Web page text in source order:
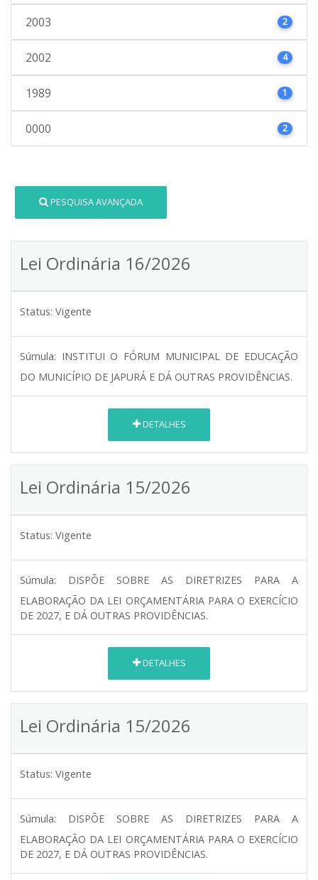
2003 2
2002 4
1989 1
0000 2
PESQUISA AVANÇADA
Lei Ordinária 16/2026
Status: Vigente
Súmula: INSTITUI O FÓRUM MUNICIPAL DE EDUCAÇÃO
DO MUNICÍPIO DE JAPURÁ E DÁ OUTRAS PROVIDÊNCIAS.
DETALHES
Lei Ordinária 15/2026
Status: Vigente
Súmula:
DISPÕE SOBRE AS DIRETRIZES PARA A
ELABORAÇÃO DA LEI ORÇAMENTÁRIA PARA O EXERCÍCIO
DE 2027, E DÁ OUTRAS PROVIDÊNCIAS.
DETALHES
Lei Ordinária 15/2026
Status: Vigente
Súmula:
DISPÕE SOBRE AS DIRETRIZES PARA A
ELABORAÇÃO DA LEI ORÇAMENTÁRIA PARA O EXERCÍCIO
DE 2027, E DÁ OUTRAS PROVIDÊNCIAS.